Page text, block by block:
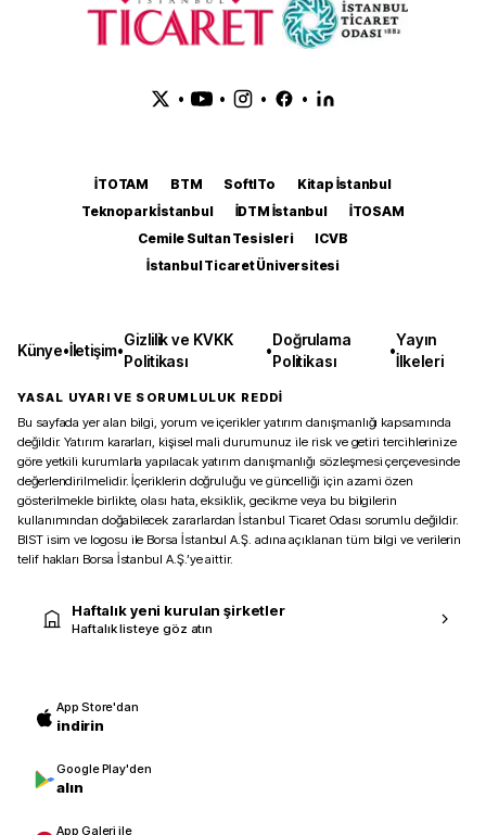
• • • •
İTOTAM BTM SoftITo
Kitap İstanbul
Teknopark İstanbul
İDTM İstanbul
İTOSAM
Cemile Sultan Tesisleri
ICVB
İstanbul Ticaret Üniversitesi
Künye•İletişim•
Gizlilik ve KVKK
Politikası
•
Doğrulama
Politikası
•
Yayın
İlkeleri
YASAL UYARI VE SORUMLULUK REDDİ
Bu sayfada yer alan bilgi, yorum ve içerikler yatırım danışmanlığı kapsamında
değildir. Yatırım kararları, kişisel mali durumunuz ile risk ve getiri tercihlerinize
göre yetkili kurumlarla yapılacak yatırım danışmanlığı sözleşmesi çerçevesinde
değerlendirilmelidir. İçeriklerin doğruluğu ve güncelliği için azami özen
gösterilmekle birlikte, olası hata, eksiklik, gecikme veya bu bilgilerin
kullanımından doğabilecek zararlardan İstanbul Ticaret Odası sorumlu değildir.
BIST isim ve logosu ile Borsa İstanbul A.Ş. adına açıklanan tüm bilgi ve verilerin
telif hakları Borsa İstanbul A.Ş.’ye aittir.
Haftalık yeni kurulan şirketler
Haftalık listeye göz atın
App Store'dan
indirin
Google Play'den
alın
App Galeri ile